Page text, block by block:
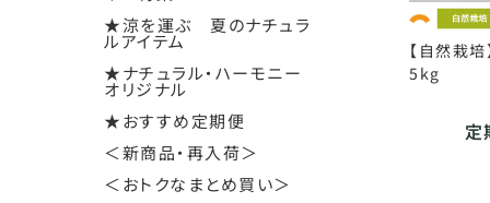
★涼を運ぶ 夏のナチュラ
ルアイテム
★ナチュラル・ハーモニー
オリジナル
★おすすめ定期便
＜新商品・再入荷＞
＜おトクなまとめ買い＞
【自然栽
5kg